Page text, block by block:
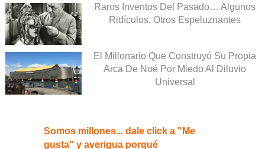
Raros Inventos Del Pasado… Algunos
Ridículos, Otros Espeluznantes
El Millonario Que Construyó Su Propia
Arca De Noé Por Miedo Al Diluvio
Universal
Somos millones... dale click a "Me
gusta" y averigua porqué